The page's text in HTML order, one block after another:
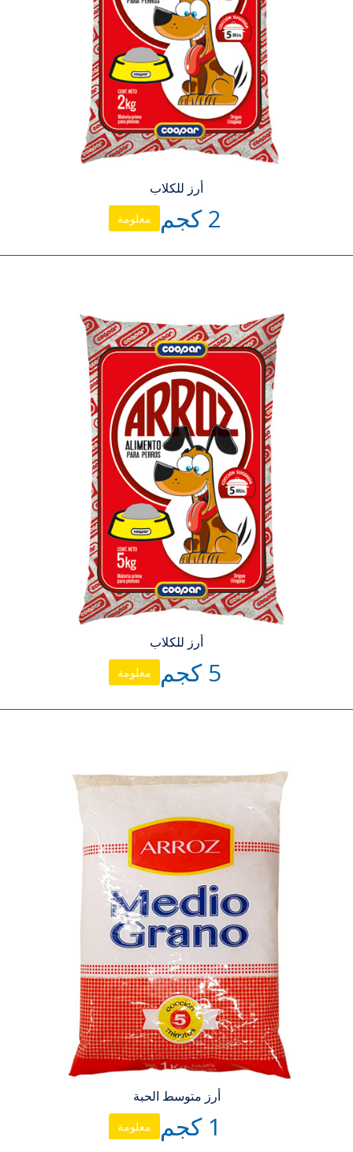
أرز للكلاب
2 كجم معلومة
أرز للكلاب
5 كجم معلومة
أرز متوسط الحبة
1 كجم معلومة